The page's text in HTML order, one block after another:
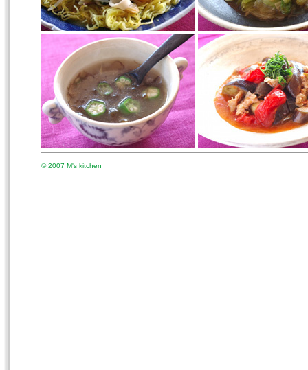
© 2007 M's kitchen